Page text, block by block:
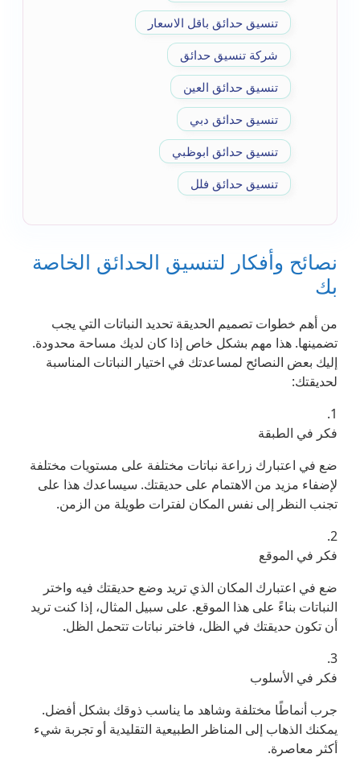
تنسيق حدائق باقل الاسعار
شركة تنسيق حدائق
تنسيق حدائق العين
تنسيق حدائق دبي
تنسيق حدائق ابوظبي
تنسيق حدائق فلل
نصائح وأفكار لتنسيق الحدائق الخاصة
بك
من أهم خطوات تصميم الحديقة تحديد النباتات التي يجب
تضمينها. هذا مهم بشكل خاص إذا كان لديك مساحة محدودة.
إليك بعض النصائح لمساعدتك في اختيار النباتات المناسبة
لحديقتك:
1.
فكر في الطبقة
ضع في اعتبارك زراعة نباتات مختلفة على مستويات مختلفة
لإضفاء مزيد من الاهتمام على حديقتك. سيساعدك هذا على
تجنب النظر إلى نفس المكان لفترات طويلة من الزمن.
2.
فكر في الموقع
ضع في اعتبارك المكان الذي تريد وضع حديقتك فيه واختر
النباتات بناءً على هذا الموقع. على سبيل المثال، إذا كنت تريد
أن تكون حديقتك في الظل، فاختر نباتات تتحمل الظل.
3.
فكر في الأسلوب
جرب أنماطًا مختلفة وشاهد ما يناسب ذوقك بشكل أفضل.
يمكنك الذهاب إلى المناظر الطبيعية التقليدية أو تجربة شيء
أكثر معاصرة.